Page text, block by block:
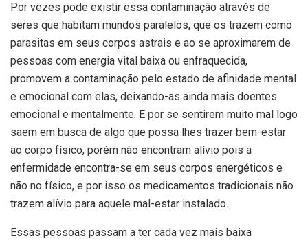
Por vezes pode existir essa contaminação através de
seres que habitam mundos paralelos, que os trazem como
parasitas em seus corpos astrais e ao se aproximarem de
pessoas com energia vital baixa ou enfraquecida,
promovem a contaminação pelo estado de afinidade mental
e emocional com elas, deixando-as ainda mais doentes
emocional e mentalmente. E por se sentirem muito mal logo
saem em busca de algo que possa lhes trazer bem-estar
ao corpo físico, porém não encontram alívio pois a
enfermidade encontra-se em seus corpos energéticos e
não no físico, e por isso os medicamentos tradicionais não
trazem alívio para aquele mal-estar instalado.
Essas pessoas passam a ter cada vez mais baixa